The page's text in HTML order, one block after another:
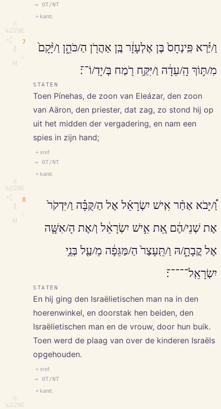
⎘
\u229E
M
↔ OT/NT
+ kantt.
7
⎘
\u229E
M
וַ/יַּ֗רְא פִּֽינְחָס֙ בֶּן אֶלְעָזָ֔ר בֶּֽן אַהֲרֹ֖ן הַ/כֹּהֵ֑ן וַ/יָּ֨קָם֙
מִ/תּ֣וֹךְ הָֽ/עֵדָ֔ה וַ/יִּקַּ֥ח רֹ֖מַח בְּ/יָדֽ/וֹ־־׃
STATEN
Toen Pínehas, de zoon van Eleázar, den zoon
van Aäron, den priester, dat zag, zo stond hij op
uit het midden der vergadering, en nam een
spies in zijn hand;
+ xref
↔ OT/NT
+ kantt.
8
⎘
\u229E
וַ֠/יָּבֹא אַחַ֨ר אִֽישׁ יִשְׂרָאֵ֜ל אֶל הַ/קֻּבָּ֗ה וַ/יִּדְקֹר֙
אֶת שְׁנֵי/הֶ֔ם אֵ֚ת אִ֣ישׁ יִשְׂרָאֵ֔ל וְ/אֶת הָ/אִשָּׁ֖ה
אֶל קֳבָתָ֑/הּ וַ/תֵּֽעָצַר֙ הַ/מַּגֵּפָ֔ה מֵ/עַ֖ל בְּנֵ֥י
יִשְׂרָאֵֽל־־־־־׃
STATEN
En hij ging den Israëlietischen man na in den
hoerenwinkel, en doorstak hen beiden, den
Israëlietischen man en de vrouw, door hun buik.
Toen werd de plaag van over de kinderen Israëls
opgehouden.
+ xref
↔ OT/NT
+ kantt.